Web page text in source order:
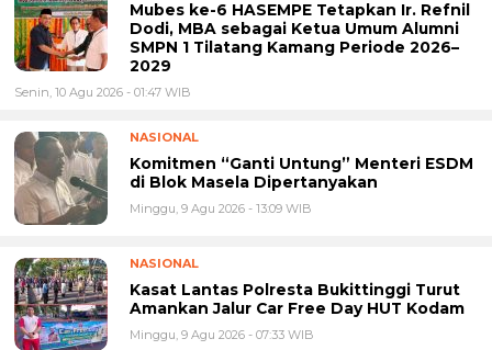
Mubes ke-6 HASEMPE Tetapkan Ir. Refnil
Dodi, MBA sebagai Ketua Umum Alumni
SMPN 1 Tilatang Kamang Periode 2026–
2029
Senin, 10 Agu 2026 - 01:47 WIB
NASIONAL
Komitmen “Ganti Untung” Menteri ESDM
di Blok Masela Dipertanyakan
Minggu, 9 Agu 2026 - 13:09 WIB
NASIONAL
Kasat Lantas Polresta Bukittinggi Turut
Amankan Jalur Car Free Day HUT Kodam
Minggu, 9 Agu 2026 - 07:33 WIB